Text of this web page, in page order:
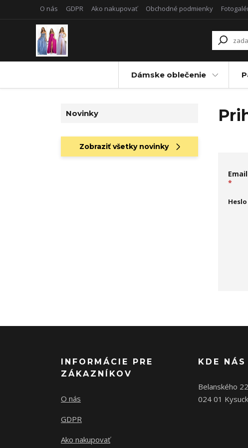
O nás GDPR Ako nakupovať Obchodné podmienky
Dámske oblečenie
Novinky
Zobraziť všetky novinky
Email
*
Heslo
INFORMÁCIE PRE
ZÁKAZNÍKOV
O nás
GDPR
Ako nakupovať
KDE
Belanského
024 01